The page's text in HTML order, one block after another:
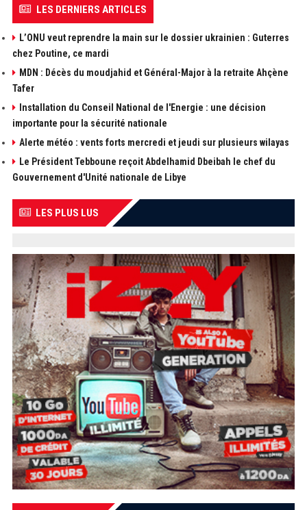
LES DERNIERS ARTICLES
L’ONU veut reprendre la main sur le dossier ukrainien : Guterres
chez Poutine, ce mardi
MDN : Décès du moudjahid et Général-Major à la retraite Ahçène
Tafer
Installation du Conseil National de l'Energie : une décision
importante pour la sécurité nationale
Alerte météo : vents forts mercredi et jeudi sur plusieurs wilayas
Le Président Tebboune reçoit Abdelhamid Dbeibah le chef du
Gouvernement d'Unité nationale de Libye
LES PLUS LUS